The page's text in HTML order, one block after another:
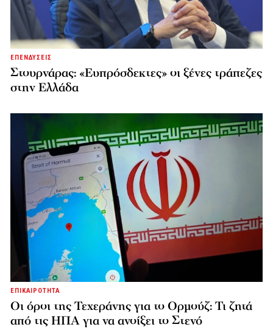
ΕΠΕΝΔΥΣΕΙΣ
Στουρνάρας: «Ευπρόσδεκτες» οι ξένες τράπεζες
στην Ελλάδα
ΕΠΙΚΑΙΡΟΤΗΤΑ
Οι όροι της Τεχεράνης για το Ορμούζ: Τι ζητά
από τις ΗΠΑ για να ανοίξει το Στενό